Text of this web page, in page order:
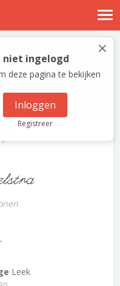
aan
×
niet ingelogd
deze pagina te bekijken
Inloggen
Registreer
Leek